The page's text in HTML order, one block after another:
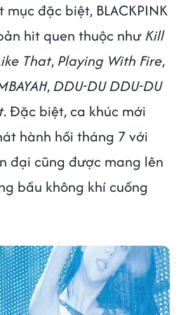
đặc biệt, BLACKPINK
hit quen thuộc như Kill
That, Playing With Fire,
, DDU-DU DDU-DU
. Đặc biệt, ca khúc mới
hành hồi tháng 7 với
đại cũng được mang lên
bầu không khí cuồng